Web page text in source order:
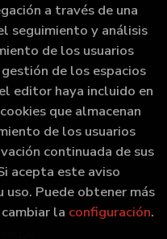
Derechos Reservados |
a través de una
seguimiento y análisis
de los usuarios
de los espacios
editor haya incluido en
que almacenan
de los usuarios
continuada de sus
acepta este aviso
uso. Puede obtener más
la configuración.